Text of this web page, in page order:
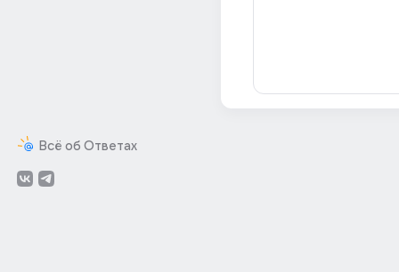
Всё об Ответах